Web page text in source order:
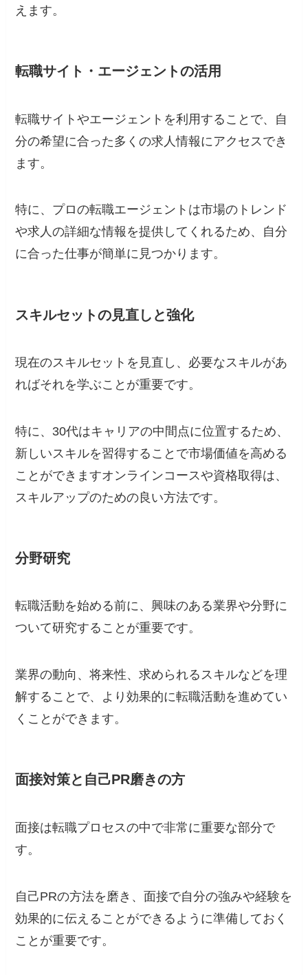
えます。
転職サイト・エージェントの活用
転職サイトやエージェントを利用することで、自
分の希望に合った多くの求人情報にアクセスでき
ます。
特に、プロの転職エージェントは市場のトレンド
や求人の詳細な情報を提供してくれるため、自分
に合った仕事が簡単に見つかります。
スキルセットの見直しと強化
現在のスキルセットを見直し、必要なスキルがあ
ればそれを学ぶことが重要です。
特に、30代はキャリアの中間点に位置するため、
新しいスキルを習得することで市場価値を高める
ことができますオンラインコースや資格取得は、
スキルアップのための良い方法です。
分野研究
転職活動を始める前に、興味のある業界や分野に
ついて研究することが重要です。
業界の動向、将来性、求められるスキルなどを理
解することで、より効果的に転職活動を進めてい
くことができます。
面接対策と自己PR磨きの方
面接は転職プロセスの中で非常に重要な部分で
す。
自己PRの方法を磨き、面接で自分の強みや経験を
効果的に伝えることができるように準備しておく
ことが重要です。